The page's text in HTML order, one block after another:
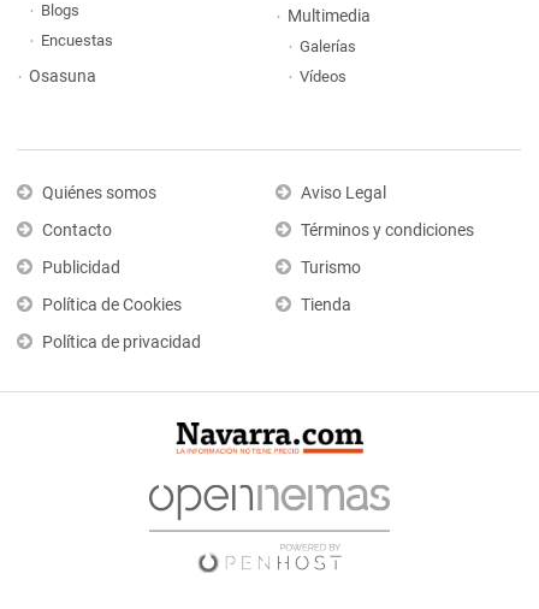
Blogs
Encuestas
Osasuna
Multimedia
Galerías
Vídeos
Quiénes somos
Contacto
Publicidad
Política de Cookies
Política de privacidad
Aviso Legal
Términos y condiciones
Turismo
Tienda